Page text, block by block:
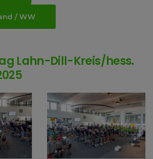
/ WW
Lahn-Dill-Kreis/hess.